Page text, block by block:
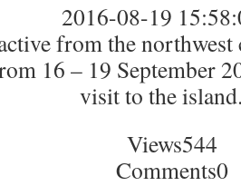
2016-08-19
from the
16 – 19 September
visit to the
Views544
Comments0